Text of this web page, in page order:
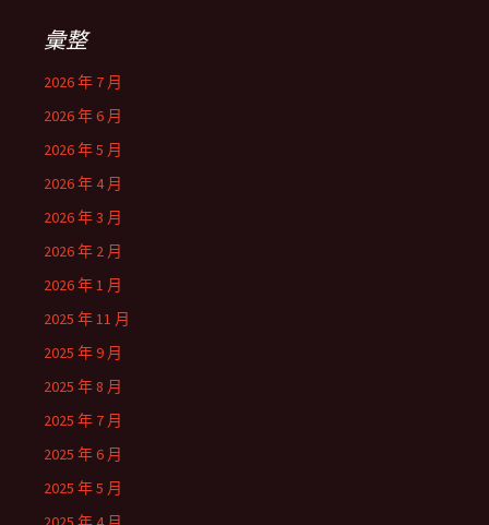
彙整
2026 年 7 月
2026 年 6 月
2026 年 5 月
2026 年 4 月
2026 年 3 月
2026 年 2 月
2026 年 1 月
2025 年 11 月
2025 年 9 月
2025 年 8 月
2025 年 7 月
2025 年 6 月
2025 年 5 月